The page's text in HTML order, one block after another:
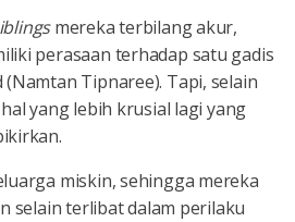
mereka terbilang akur,
perasaan terhadap satu gadis
(Namtan Tipnaree). Tapi, selain
yang lebih krusial lagi yang
miskin, sehingga mereka
selain terlibat dalam perilaku